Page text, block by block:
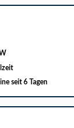
seit 6 Tagen